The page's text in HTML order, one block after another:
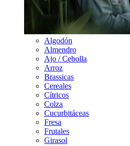
Algodón
Almendro
Ajo / Cebolla
Arroz
Brassicas
Cereales
Cítricos
Colza
Cucurbitáceas
Fresa
Frutales
Girasol